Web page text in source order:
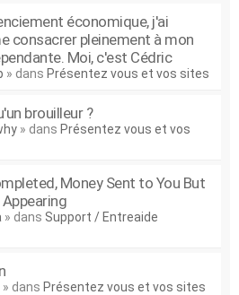
économique, j'ai
consacrer pleinement à mon
Moi, c'est Cédric
» dans Présentez vous et vos sites
brouilleur ?
» dans Présentez vous et vos
Money Sent to You But
» dans Support / Entreaide
» dans Présentez vous et vos sites